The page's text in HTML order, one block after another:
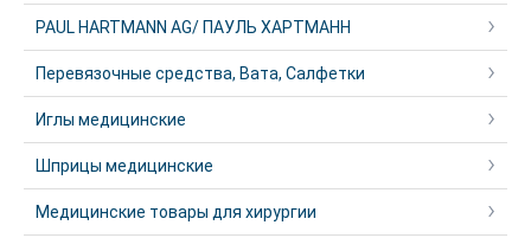
PAUL HARTMANN AG/ ПАУЛЬ ХАРТМАНН
Перевязочные средства, Вата, Салфетки
Иглы медицинские
Шприцы медицинские
Медицинские товары для хирургии